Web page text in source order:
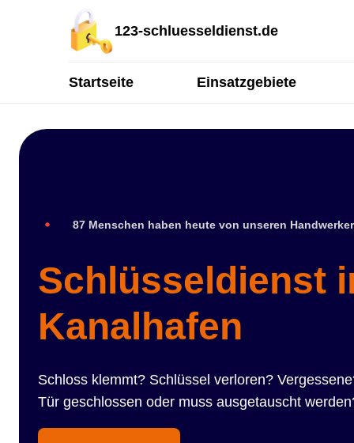
123-schluesseldienst.de
Startseite Einsatzgebiete
87 Menschen haben heute von unseren
Schlüsseldienst
Kanalhafen
Schloss klemmt? Schlüssel verloren?
Tür geschlossen oder muss ausgetauscht